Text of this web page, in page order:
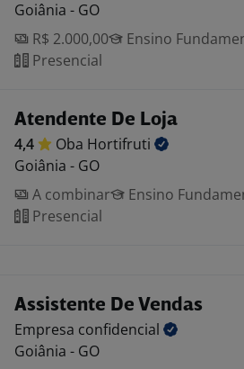
Goiânia - GO
R$ 2.000,00
Ensino
Presencial
Atendente De Loja
4,4 Oba Hortifruti
Goiânia - GO
A combinar
Ensino
Presencial
Assistente De Vendas
Empresa confidencial
Goiânia - GO